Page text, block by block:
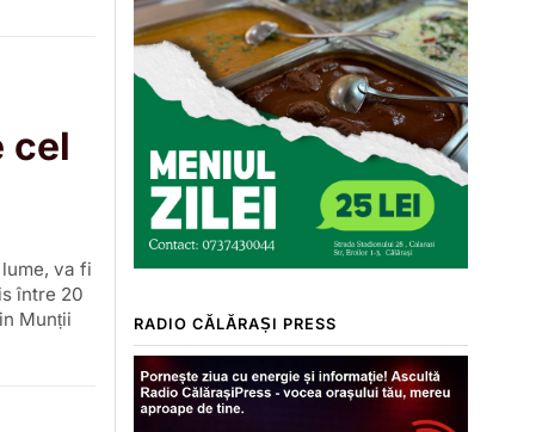
cel
va fi
între 20
Munții
RADIO CĂLĂRAȘI PRESS